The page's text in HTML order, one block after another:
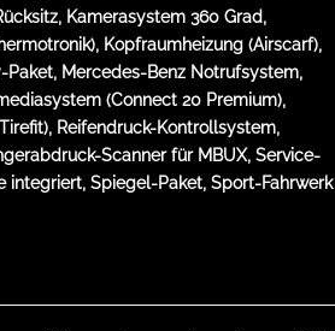
Kamerasystem 360 Grad,
Kopfraumheizung (Airscarf),
Paket, Mercedes-Benz Notrufsystem,
(Connect 20 Premium),
Reifendruck-Kontrollsystem,
Scanner für MBUX, Service-
integriert, Spiegel-Paket, Sport-Fahrwerk